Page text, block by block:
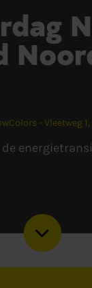
- Vleetweg 1,